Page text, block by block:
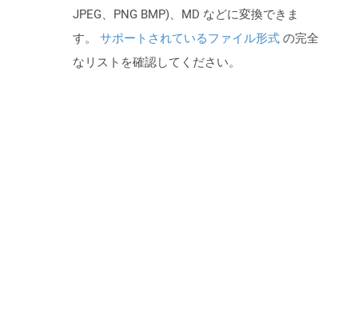
JPEG、PNG BMP)、MD などに変換できま
す。 サポートされているファイル形式 の完全
なリストを確認してください。